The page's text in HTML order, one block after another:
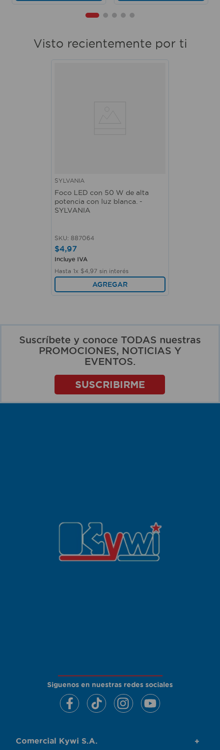
Visto recientemente por ti
SYLVANIA
Foco LED con 50 W de alta
potencia con luz blanca. -
SYLVANIA
SKU: 887064
$4,97
Incluye IVA
Hasta 1x $4 97 sin interés
AGREGAR
Suscríbete y conoce TODAS nuestras
PROMOCIONES, NOTICIAS Y
EVENTOS.
SUSCRIBIRME
Siguenos en nuestras redes sociales
Comercial Kywi S.A. +